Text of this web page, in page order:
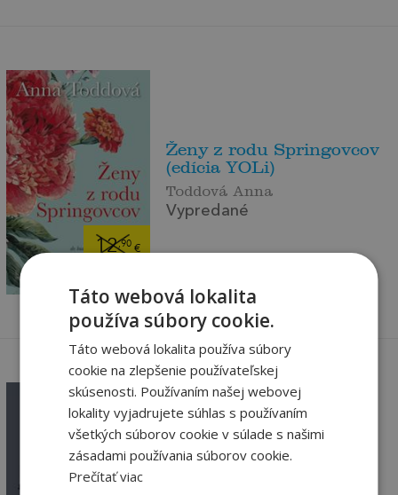
12,90€
Ženy z rodu Springovcov
(edícia YOLi)
Toddová Anna
Vypredané
Táto webová lokalita
používa súbory cookie.
Táto webová lokalita používa súbory
cookie na zlepšenie používateľskej
skúsenosti. Používaním našej webovej
lokality vyjadrujete súhlas s používaním
všetkých súborov cookie v súlade s našimi
zásadami používania súborov cookie.
Prečítať viac